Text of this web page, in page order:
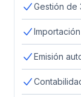
Gestión de
Emisión